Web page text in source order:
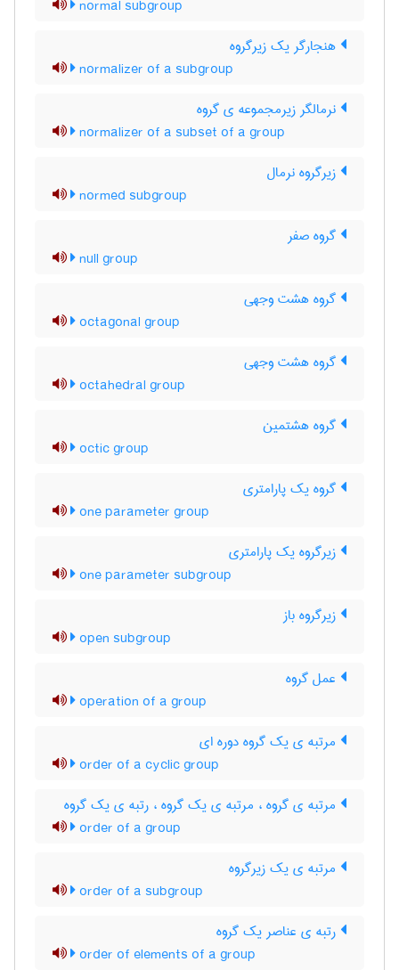
normal subgroup
هنجارگر یک زیرگروه
normalizer of a subgroup
نرمالگر زیرمجموعه ی گروه
normalizer of a subset of a group
زیرگروه نرمال
normed subgroup
گروه صفر
null group
گروه هشت وجهی
octagonal group
گروه هشت وجهی
octahedral group
گروه هشتمین
octic group
گروه یک پارامتری
one parameter group
زیرگروه یک پارامتری
one parameter subgroup
زیرگروه باز
open subgroup
عمل گروه
operation of a group
مرتبه ی یک گروه دوره ای
order of a cyclic group
مرتبه ی گروه ، مرتبه ی یک گروه ، رتبه ی یک گروه
order of a group
مرتبه ی یک زیرگروه
order of a subgroup
رتبه ی عناصر یک گروه
order of elements of a group